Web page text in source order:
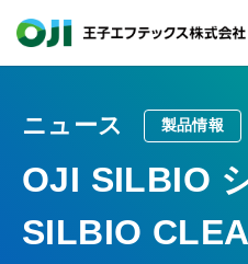
ニュース 製品情報
OJI SILBIO
SILBIO